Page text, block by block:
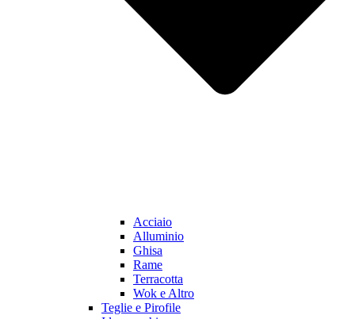
Acciaio
Alluminio
Ghisa
Rame
Terracotta
Wok e Altro
Teglie e Pirofile